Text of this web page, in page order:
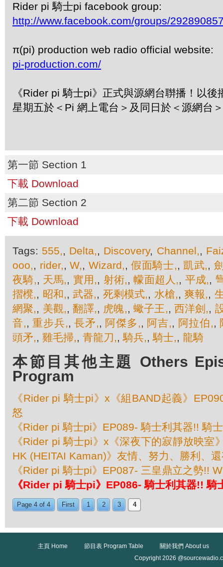
Rider pi 騎士pi facebook group:
http://www.facebook.com/groups/
π(pi) production web radio official website:
pi-production.com/
《Rider pi 騎士pi》正式與源網台聨播！以後
星期五於＜Pi 網上電台＞及同日於＜源網台
第一節 Section 1
下載 Download
第二節 Section 2
下載 Download
Tags: 555,, Delta,, Discovery, Channel,,
ooo,, rider,,W,, Wizard,,假面騎士,,凱武,,
夜騎,, 天馬,, 實用,, 射術,,幪面超人,, 平成,,
摺櫈,, 昭和,,武器,, 死剩模式,, 水槍,,爽報,,
網聚,, 美觀,,翻譯,, 虎魄,, 蠍子王,, 西洋劍,,
音,,重步兵,,長矛,, 阿傑多,, 阿吉,, 阿拉伯,,
頭矛,, 雞毛掃,, 青龍刀,,騎兵,,騎士,, 龍騎
本節目其他主題 Others
Program
《Rider pi 騎士pi》x《組BAND起義》
怒
《Rider pi 騎士pi》EP089- 騎士利其器!! 騎
《Rider pi 騎士pi》x《深夜下的寂靜放映室
HK (HEITAI Kaman)》友情、努力、勝利、
《Rider pi 騎士pi》EP087- 三皇鼎立之勢!!
《Rider pi 騎士pi》EP086- 騎士利其器!! 騎
Page 4 of 4 First 1 2 3 4
主頁 Home 節目表 Program Table
關於我們 About us
Copyright 2026